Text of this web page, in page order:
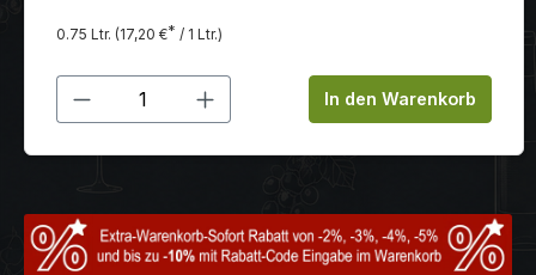
0.75 Ltr. (17,20 €* / 1 Ltr.)
Produkt Anzahl: Gib denIn den Warenkorb